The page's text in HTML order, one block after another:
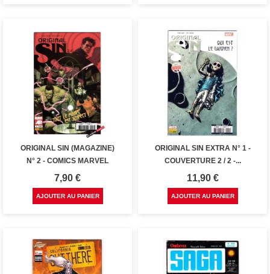
ORIGINAL SIN (MAGAZINE)
N° 2 - COMICS MARVEL
Prix
7,90 €
AJOUTER AU PANIER
ORIGINAL SIN EXTRA N° 1 -
COUVERTURE 2 / 2 -...
Prix
11,90 €
AJOUTER AU PANIER